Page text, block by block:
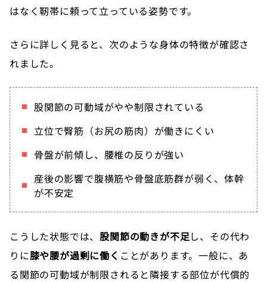
はなく靭帯に頼って立っている姿勢です。
さらに詳しく見ると、次のような身体の特徴が確認さ
れました。
股関節の可動域がやや制限されている
立位で臀筋（お尻の筋肉）が働きにくい
骨盤が前傾し、腰椎の反りが強い
産後の影響で腹横筋や骨盤底筋群が弱く、体幹
が不安定
こうした状態では、 股関節の動きが不足し、その代わ
りに膝や腰が過剰に働く ことがあります。一般に、あ
る関節の可動域が制限されると隣接する部位が代償的